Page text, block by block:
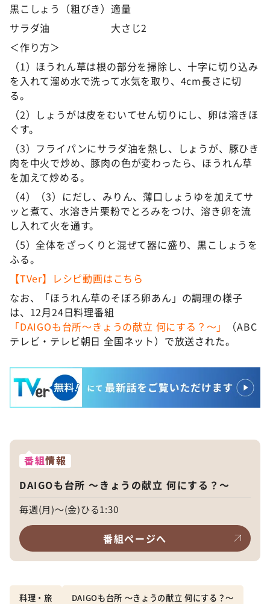
黒こしょう（粗びき）適量
サラダ油 大さじ2
＜作り方＞
（1）ほうれん草は根の部分を掃除し、十字に切り込み
を入れて溜め水で洗って水気を取り、4cm長さに切
る。
（2）しょうがは皮をむいてせん切りにし、卵は溶きほ
ぐす。
（3）フライパンにサラダ油を熱し、しょうが、豚ひき
肉を中火で炒め、豚肉の色が変わったら、ほうれん草
を加えて炒める。
（4）（3）にだし、みりん、薄口しょうゆを加えてサ
ッと煮て、水溶き片栗粉でとろみをつけ、溶き卵を流
し入れて火を通す。
（5）全体をざっくりと混ぜて器に盛り、黒こしょうを
ふる。
【TVer】レシピ動画はこちら
なお、「ほうれん草のそぼろ卵あん」の調理の様子
は、12月24日料理番組
「DAIGOも台所～きょうの献立 何にする？～」
（ABC
テレビ・テレビ朝日 全国ネット）で放送された。
番組情報
DAIGOも台所 ～きょうの献立 何にする？～
毎週(月)～(金)ひる1:30
番組ページへ
料理・旅 DAIGOも台所 ～きょうの献立 何にする？～